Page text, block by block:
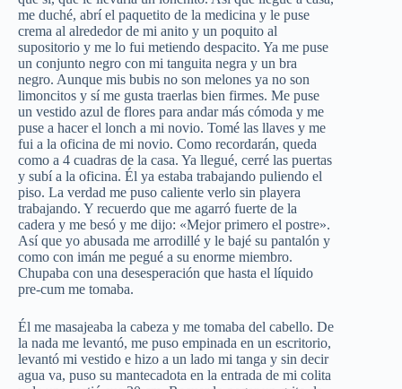
me duché, abrí el paquetito de la medicina y le puse
crema al alrededor de mi anito y un poquito al
supositorio y me lo fui metiendo despacito. Ya me puse
un conjunto negro con mi tanguita negra y un bra
negro. Aunque mis bubis no son melones ya no son
limoncitos y sí me gusta traerlas bien firmes. Me puse
un vestido azul de flores para andar más cómoda y me
puse a hacer el lonch a mi novio. Tomé las llaves y me
fui a la oficina de mi novio. Como recordarán, queda
como a 4 cuadras de la casa. Ya llegué, cerré las puertas
y subí a la oficina. Él ya estaba trabajando puliendo el
piso. La verdad me puso caliente verlo sin playera
trabajando. Y recuerdo que me agarró fuerte de la
cadera y me besó y me dijo: «Mejor primero el postre».
Así que yo abusada me arrodillé y le bajé su pantalón y
como con imán me pegué a su enorme miembro.
Chupaba con una desesperación que hasta el líquido
pre-cum me tomaba.
Él me masajeaba la cabeza y me tomaba del cabello. De
la nada me levantó, me puso empinada en un escritorio,
levantó mi vestido e hizo a un lado mi tanga y sin decir
agua va, puso su mantecadota en la entrada de mi colita